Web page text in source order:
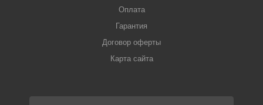
Оплата
Гарантия
Договор оферты
Карта сайта